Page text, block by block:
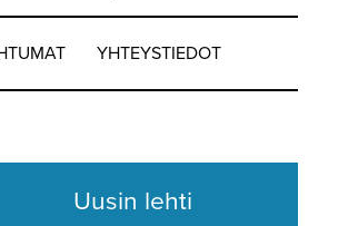
YHTEYSTIEDOT
Uusin lehti